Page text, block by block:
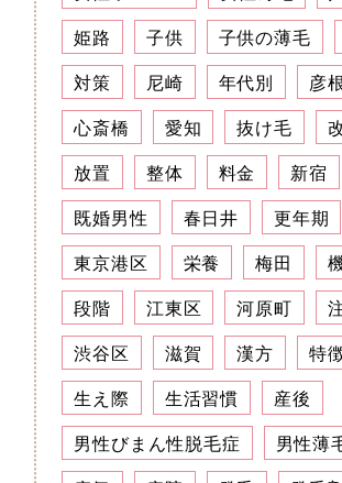
姫路
子供 子供の薄毛
対策
尼崎 年代別
彦
心斎橋
愛知 抜け毛
放置
整体 料金
新宿
既婚男性
春日井 更年期
東京港区
栄養 梅田
段階
江東区 河原町
渋谷区
滋賀 漢方
特
生え際
生活習慣
産後
男性びまん性脱毛症
男性薄